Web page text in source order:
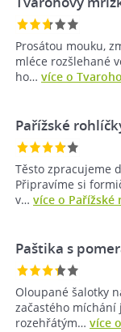
Prosátou mouku,
mléce rozšlehané
ho… více o
Pařížské
Těsto zpracujeme
Připravíme si
v… více o Pařížské
Paštika s
Oloupané šalotky
začastého míchání
rozehřátým… více